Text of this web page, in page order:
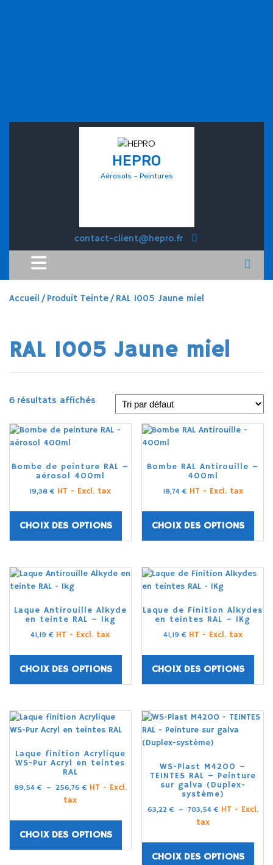
HEPRO
Aérosols – Peintures
contact-client@hepro.fr
Accueil / Produit Teinte / RAL 1005 Jaune miel
RAL 1005 Jaune miel
6 résultats affichés
Bombe de peinture RAL –
aérosol 400ml
19,38€ HT - Excl. tax
CHOIX DES OPTIONS
Bombe RAL Antirouille –
400ml
18,74 € HT - Excl. tax
CHOIX DES OPTIONS
Laque Antirouille Alkyde
en teinte RAL – 1kg
41,19€ HT - Excl. tax
CHOIX DES OPTIONS
Laque de Finition Alkydes
en teintes RAL – 1Kg
41,19 € HT - Excl. tax
CHOIX DES OPTIONS
Laque finition Acrylique
WS-Pur Acryl en teintes
RAL
89,54 € – 256,76 € HT - Excl.
tax
CHOIX DES OPTIONS
WS-Plast M4200 –
TEINTES RAL – Peinture
sur galva (Duplex-
système)
63,22 € – 703,54 € HT - Excl.
tax
CHOIX DES OPTIONS